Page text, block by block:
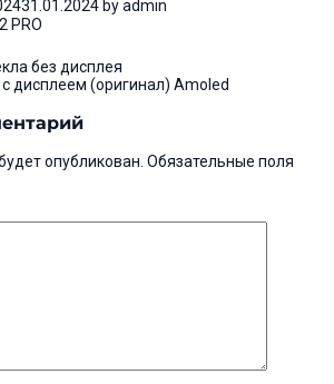
31.01.2024 byadmin
PRO
без дисплея
дисплеем (оригинал) Amoled
опубликован. Обязательные поля